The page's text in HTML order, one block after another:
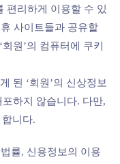
편리하게 이용할 수 있
휴 사이트들과 공유할
원’의 컴퓨터에 쿠키
된 ‘회원’의 신상정보
하지 않습니다. 다만,
니다.
률, 신용정보의 이용